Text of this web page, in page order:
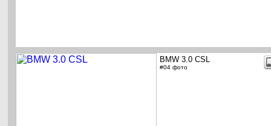
BMW 3.0 CSL
#04 фото